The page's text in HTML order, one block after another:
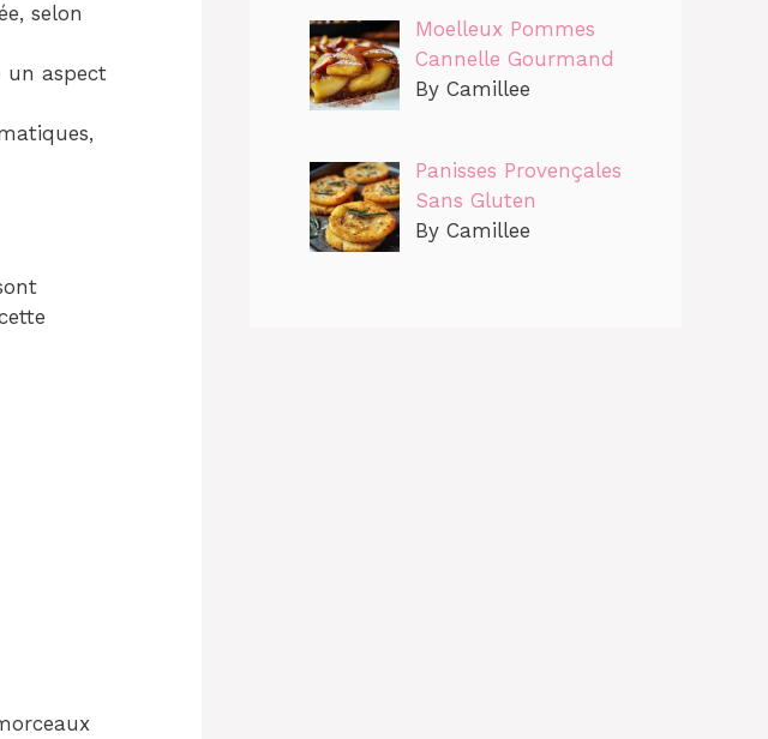
selon
un aspect
Moelleux Pommes
Cannelle Gourmand
By Camillee
Panisses Provençales
Sans Gluten
By Camillee